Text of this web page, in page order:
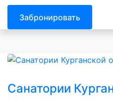
Забронировать
Санатории